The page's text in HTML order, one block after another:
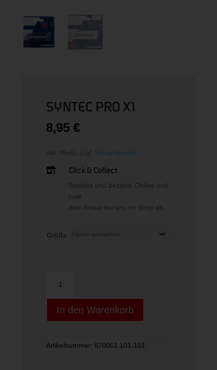
SYNTEC PRO X1
8,95 €
inkl. MwSt. zzgl. Versandkosten
 Click & Collect
Bestelle und bezahle Online und
hole
dein Artikel bei uns im Shop ab.
Größe
PRO
X1
MengeIn den Warenkorb
Artikelnummer: 670051 101-101